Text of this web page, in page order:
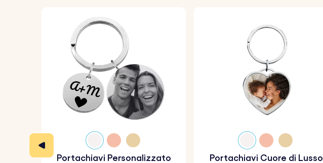
Dimensioni del rettangolo:
Dimensioni anello cuore:
Materiale:acciaio inossidabile lucidato
Colore:argento, oro rosa, oro
Portachiavi Personalizzato
Portachiavi Cuore di Lusso